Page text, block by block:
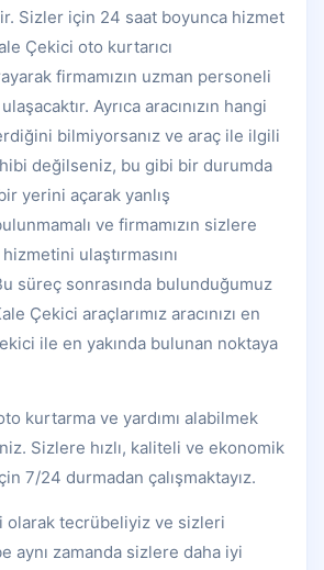
Sizler için 24 saat boyunca hizmet
Çekici oto kurtarıcı
firmamızın uzman personeli
Ayrıca aracınızın hangi
bilmiyorsanız ve araç ile ilgili
değilseniz, bu gibi bir durumda
yerini açarak yanlış
ve firmamızın sizlere
ulaştırmasını
süreç sonrasında bulunduğumuz
Çekici araçlarımız aracınızı en
ile en yakında bulunan noktaya
kurtarma ve yardımı alabilmek
Sizlere hızlı, kaliteli ve ekonomik
7/24 durmadan çalışmaktayız.
olarak tecrübeliyiz ve sizleri
aynı zamanda sizlere daha iyi